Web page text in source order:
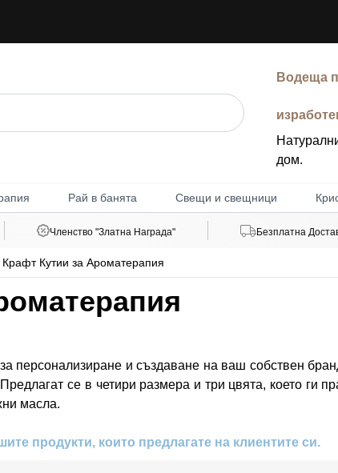
Водеща
дом.
Рай в банята Свещи и свещници
Членство "Златна Награда" Безплатна
Крафт Кутии за Ароматерапия
персонализиране и създаване на ваш собствен
се в четири размера и три цвята, което ги
масла.
продукти, които предлагате на клиентите си.